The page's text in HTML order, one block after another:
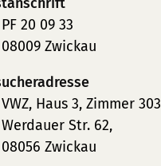
PF 20 09 33
08009 Zwickau
VWZ, Haus 3, Zimmer 303
Werdauer Str. 62,
08056 Zwickau